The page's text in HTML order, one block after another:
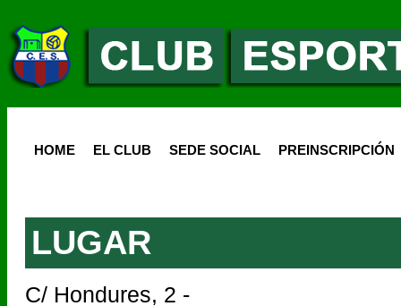
HOME EL CLUB SEDE SOCIAL PREINSCRIPCIÓN
LUGAR
C/ Hondures, 2 -